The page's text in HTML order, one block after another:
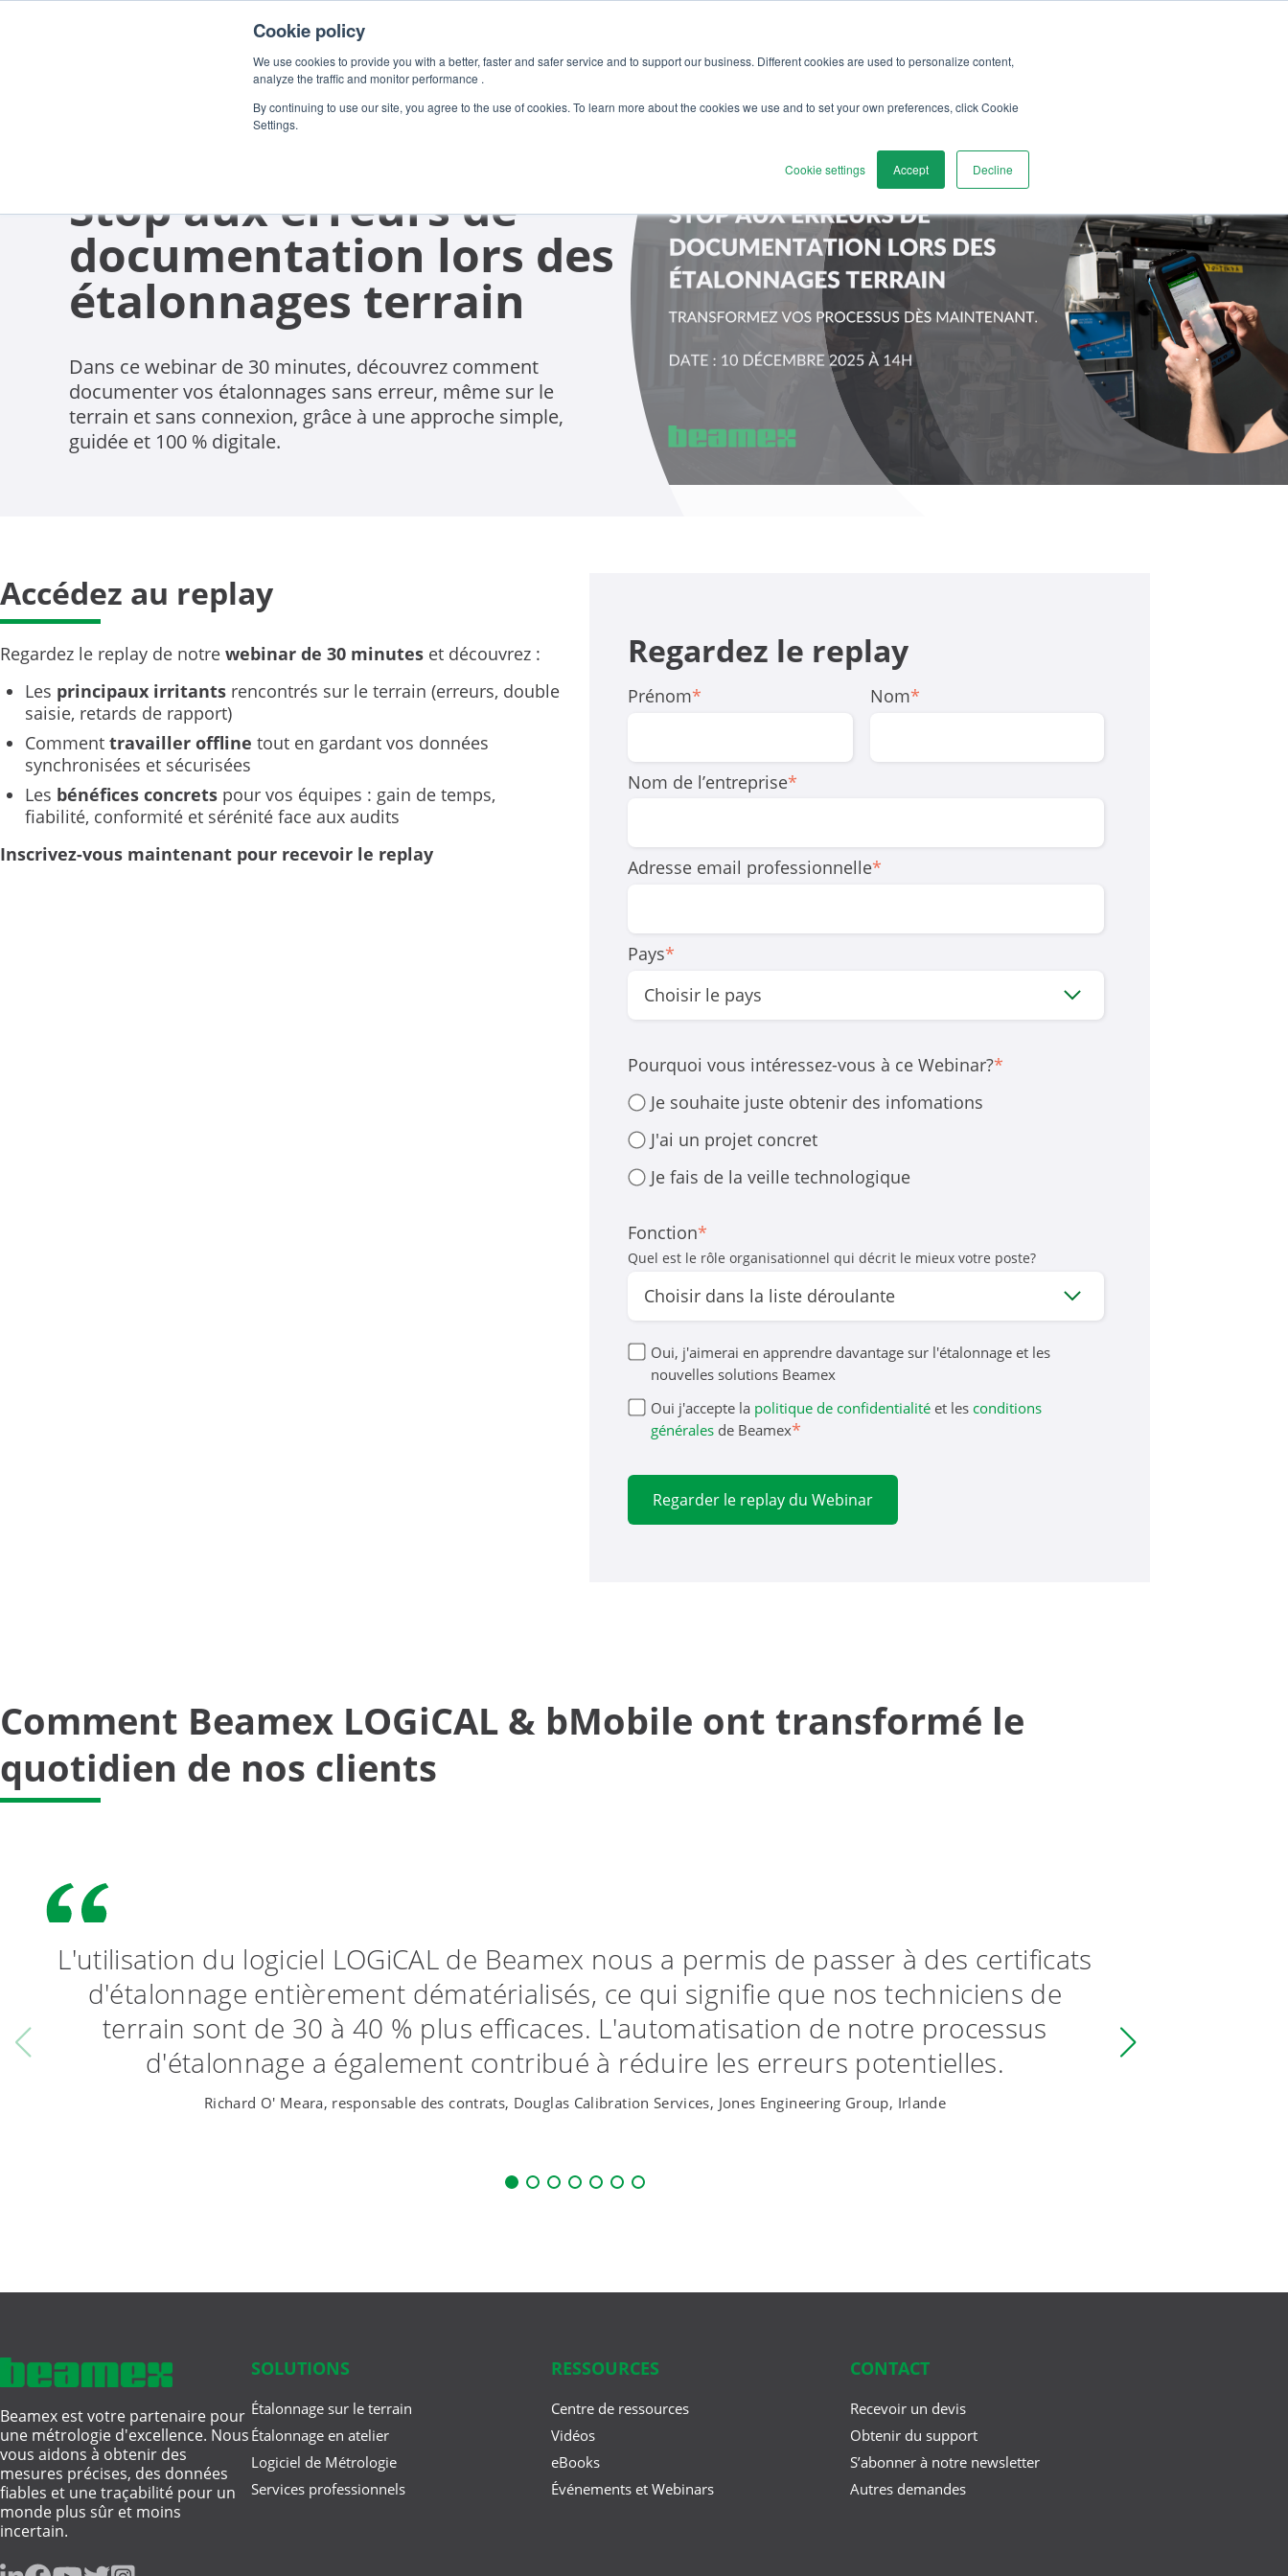
Cookie policy
We use cookies to provide you with a better, faster and safer service and to support our business. Different cookies are used to personalize content,
analyze the traffic and monitor performance .
By continuing to use our site, you agree to the use of cookies. To learn more about the cookies we use and to set your own preferences, click Cookie
Settings.
Cookie settings Accept Decline
Stop aux erreurs de
documentation lors des
étalonnages terrain
Dans ce webinar de 30 minutes, découvrez comment
documenter vos étalonnages sans erreur, même sur le
terrain et sans connexion, grâce à une approche simple,
guidée et 100 % digitale.
Accédez au replay
Regardez le replay de notre webinar de 30 minutes et découvrez :
Les principaux irritants rencontrés sur le terrain (erreurs, double
saisie, retards de rapport)
Comment travailler offline tout en gardant vos données
synchronisées et sécurisées
Les bénéfices concrets pour vos équipes : gain de temps,
fiabilité, conformité et sérénité face aux audits
Inscrivez-vous maintenant pour recevoir le replay
Regardez le replay
Prénom* Nom*
Nom de l’entreprise*
Adresse email professionnelle*
Pays*
Pourquoi vous intéressez-vous à ce Webinar?*
Je souhaite juste obtenir des infomations
J'ai un projet concret
Je fais de la veille technologique
Fonction*
Quel est le rôle organisationnel qui décrit le mieux votre poste?
Oui, j'aimerai en apprendre davantage sur l'étalonnage et les
nouvelles solutions Beamex
Oui j'accepte la politique de confidentialité et les conditions
générales de Beamex*
Comment Beamex LOGiCAL & bMobile ont transformé le
quotidien de nos clients
L'utilisation du logiciel LOGiCAL de Beamex nous a permis de passer à des certificats
d'étalonnage entièrement dématérialisés, ce qui signifie que nos techniciens de
terrain sont de 30 à 40 % plus efficaces. L'automatisation de notre processus
d'étalonnage a également contribué à réduire les erreurs potentielles.
Richard O' Meara, responsable des contrats, Douglas Calibration Services, Jones Engineering Group, Irlande
Beamex est votre partenaire pour
une métrologie d'excellence. Nous
vous aidons à obtenir des
mesures précises, des données
fiables et une traçabilité pour un
monde plus sûr et moins
incertain.
SOLUTIONS
Étalonnage sur le terrain
Étalonnage en atelier
Logiciel de Métrologie
Services professionnels
RESSOURCES
Centre de ressources
Vidéos
eBooks
Événements et Webinars
CONTACT
Recevoir un devis
Obtenir du support
S’abonner à notre newsletter
Autres demandes